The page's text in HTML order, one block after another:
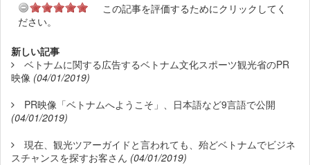
この記事を評価するためにクリックしてく
ださい。
新しい記事
ベトナムに関する広告するベトナム文化スポーツ観光省のPR
映像 (04/01/2019)
PR映像「ベトナムへようこそ」、日本語など9言語で公開
(04/01/2019)
現在、観光ツアーガイドと言われても、殆どベトナムでビジネ
スチャンスを探すお客さん (04/01/2019)